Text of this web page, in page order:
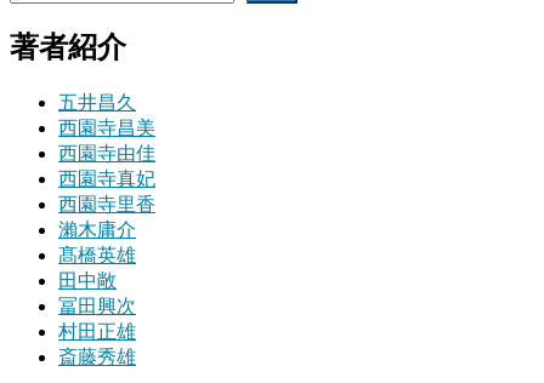
著者紹介
五井昌久
西園寺昌美
西園寺由佳
西園寺真妃
西園寺里香
瀨木庸介
髙橋英雄
田中敞
冨田興次
村田正雄
斎藤秀雄